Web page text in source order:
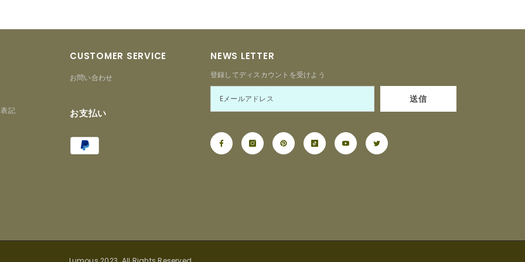
記
CUSTOMER SERVICE
お問い合わせ
お支払い
methods
NEWS LETTER
登録してディスカウントを受けよう
送信